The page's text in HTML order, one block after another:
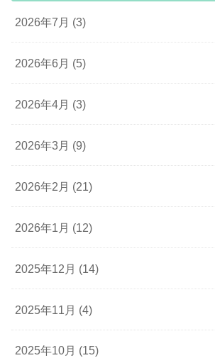
2026年7月 (3)
2026年6月 (5)
2026年4月 (3)
2026年3月 (9)
2026年2月 (21)
2026年1月 (12)
2025年12月 (14)
2025年11月 (4)
2025年10月 (15)